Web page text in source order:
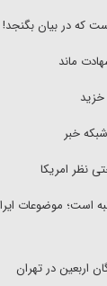
که در بیان بگنجد!
ماند
نظر امریکا
است؛ موضوعات
اربعین در تهران